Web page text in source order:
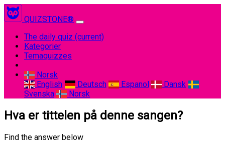
QUIZSTONE®
The daily quiz (current)
Kategorier
Temaquizzes
Norsk
English
Deutsch Espanol
Dansk
Svenska
Norsk
Hva er tittelen på denne sangen?
Find the answer below